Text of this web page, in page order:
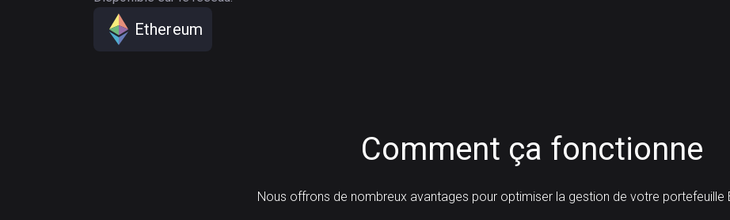
Ethereum
Comment ça fonctionne
Nous offrons de nombreux avantages pour optimiser la gestion de votre portefeuille